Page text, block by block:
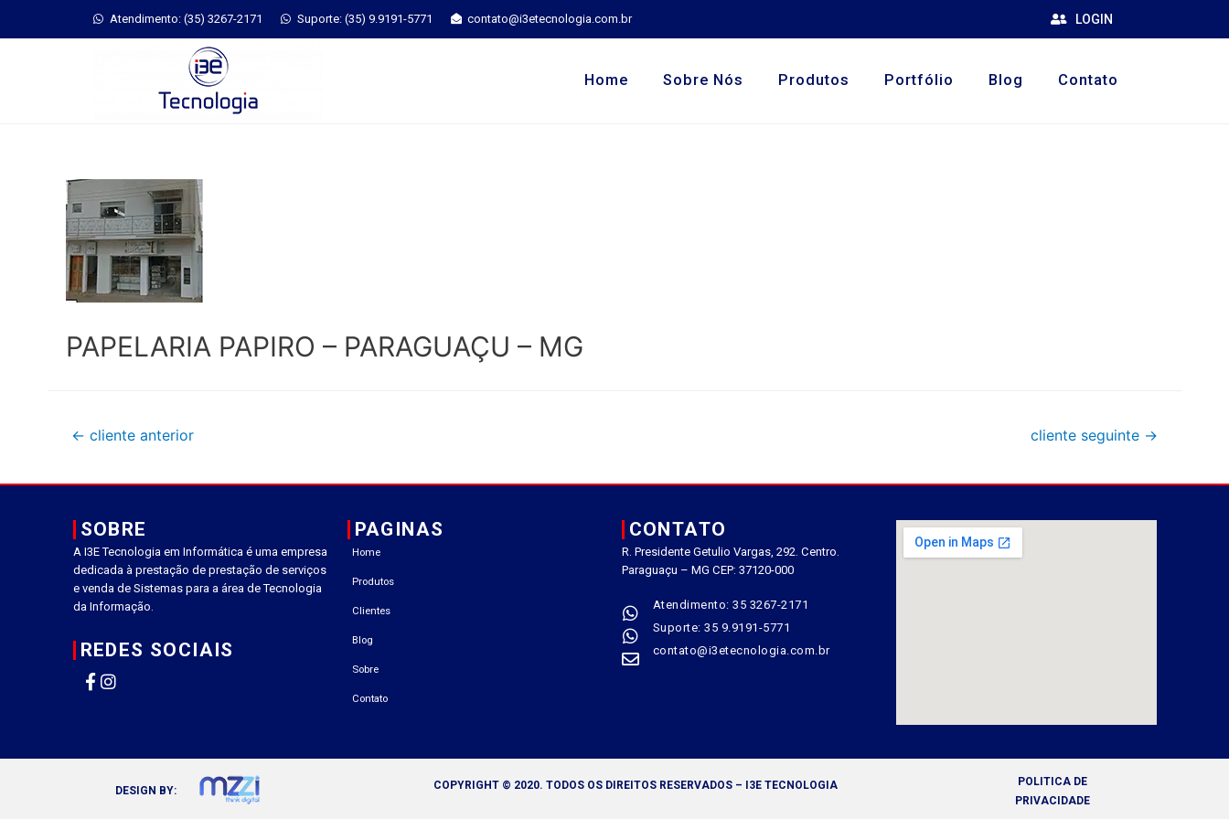
Atendimento: (35) 3267-2171 Suporte: (35) 9.9191-5771 contato@i3etecnologia.com.br LOGIN
Home Sobre Nós Produtos Portfólio Blog Contato
PAPELARIA PAPIRO – PARAGUAÇU – MG
← cliente anterior cliente seguinte →
SOBRE
A I3E Tecnologia em Informática é uma empresa
dedicada à prestação de prestação de serviços
e venda de Sistemas para a área de Tecnologia
da Informação.
REDES SOCIAIS
PAGINAS
Home
Produtos
Clientes
Blog
Sobre
Contato
CONTATO
R. Presidente Getulio Vargas, 292. Centro.
Paraguaçu – MG CEP: 37120-000
Atendimento: 35 3267-2171
Suporte: 35 9.9191-5771
contato@i3etecnologia.com.br
DESIGN BY: COPYRIGHT © 2020. TODOS OS DIREITOS RESERVADOS – I3E TECNOLOGIA
POLITICA DE
PRIVACIDADE